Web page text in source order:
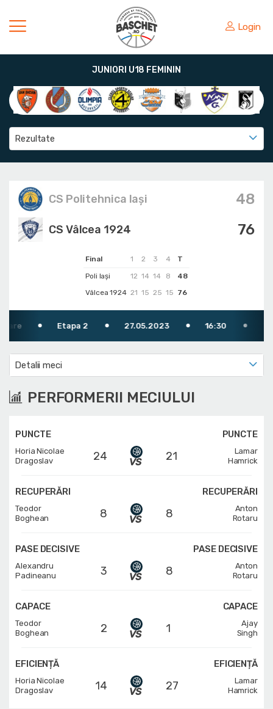
Login
JUNIORI U18 FEMININ
Rezultate
CS Politehnica Iași 48
Final 1 2 3 4
T
Poli Iași
12 14 14 8
48
Vâlcea 1924 21 15 25 15 76
76
CS Vâlcea 1924
Etapa 2 27.05.2023 16:30 TV: FRB
Detalii meci
PERFORMERII MECIULUI
PUNCTE
Horia Nicolae
Dragoslav
24
PUNCTE
21
Lamar
Hamrick
RECUPERĂRI
Teodor
Boghean
8
RECUPERĂRI
8
Anton
Rotaru
PASE DECISIVE
Alexandru
Padineanu
3
PASE DECISIVE
8
Anton
Rotaru
CAPACE
Teodor
Boghean
2
CAPACE
1
Ajay
Singh
EFICIENȚĂ
Horia Nicolae
Dragoslav
14
EFICIENȚĂ
27
Lamar
Hamrick